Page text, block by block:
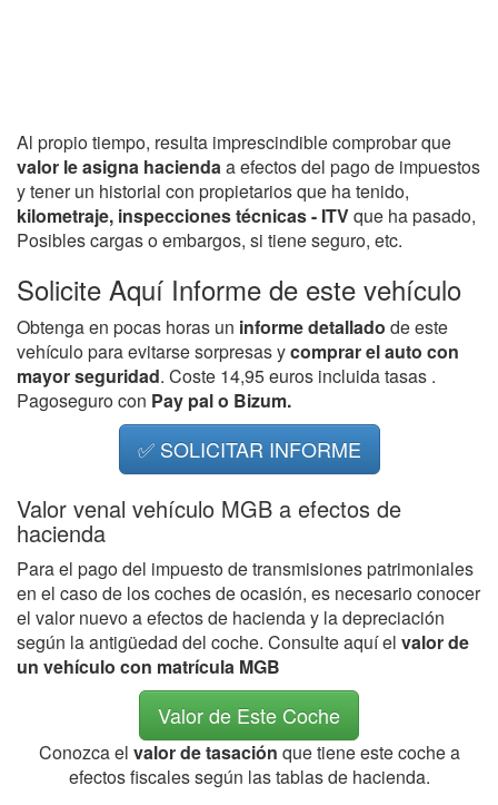
Al propio tiempo, resulta imprescindible comprobar que
valor le asigna haciendaa efectos del pago de impuestos
y tener un historial con propietarios que ha tenido,
kilometraje, inspecciones técnicas - ITVque ha pasado,
Posibles cargas o embargos, si tiene seguro, etc.
Solicite Aquí Informe de este vehículo
Obtenga en pocas horas un informe detallado de este
vehículo para evitarse sorpresas ycomprar el auto con
mayor seguridad. Coste 14,95 euros incluida tasas .
Pagoseguro con Pay pal o Bizum.
✅ SOLICITAR INFORME
Valor venal vehículo MGB a efectos de
hacienda
Para el pago del impuesto de transmisiones patrimoniales
en el caso de los coches de ocasión, es necesario conocer
el valor nuevo a efectos de hacienda y la depreciación
según la antigüedad del coche. Consulte aquí el valor de
un vehículo con matrícula MGB
Valor de Este Coche
Conozca el valor de tasación que tiene este coche a
efectos fiscales según las tablas de hacienda.